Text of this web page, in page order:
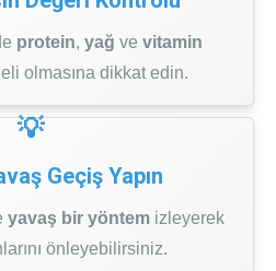
protein, yağ ve vitamin
olmasına dikkat edin.
Geçiş Yapın
yavaş bir yöntem izleyerek
önleyebilirsiniz.